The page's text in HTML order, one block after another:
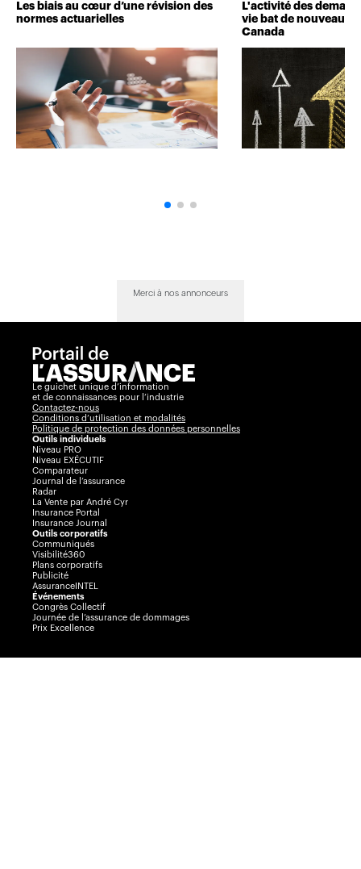
Les biais au cœur d’une révision des
normes actuarielles
L'activité des
vie bat de nouveaux
Canada
Merci à nos annonceurs
Le guichet unique d’information
et de connaissances pour l’industrie
Contactez-nous
Conditions d’utilisation et modalités
Politique de protection des données personnelles
Outils individuels
Niveau PRO
Niveau EXÉCUTIF
Comparateur
Journal de l’assurance
Radar
La Vente par André Cyr
Insurance Portal
Insurance Journal
Outils corporatifs
Communiqués
Visibilité360
Plans corporatifs
Publicité
AssuranceINTEL
Événements
Congrès Collectif
Journée de l’assurance de dommages
Prix Excellence